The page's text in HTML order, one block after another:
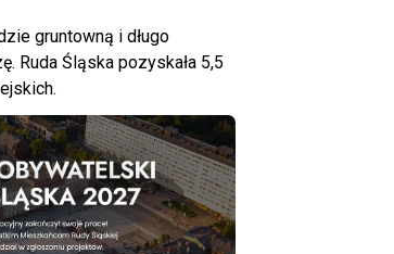
gruntowną i długo
Ruda Śląska pozyskała 5,5